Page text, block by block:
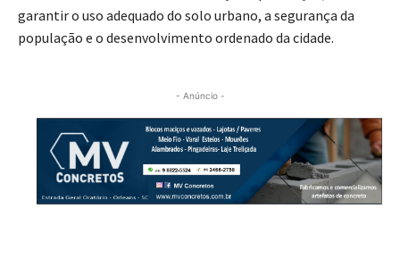
garantir o uso adequado do solo urbano, a segurança da
população e o desenvolvimento ordenado da cidade.
- Anúncio -